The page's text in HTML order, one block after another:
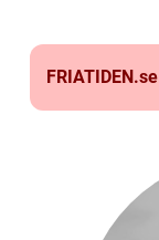
FRIATIDEN.se